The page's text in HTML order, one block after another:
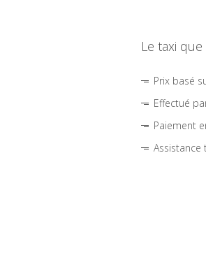
Le taxi
Prix basé
Effectué
Paiement